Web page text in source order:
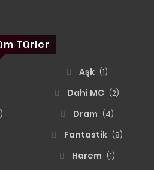
Türler
Aşk (1)
Dahi MC (2)
Dram (4)
Fantastik (8)
Harem (1)